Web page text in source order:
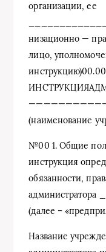
организации, ее
низационно —
лицо,
(наименование
№00 1. Общие
инструкция
обязанности,
(далее –
Название